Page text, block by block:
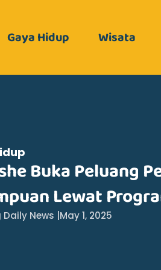
Gaya Hidup Wisata
Buka Peluang
Lewat
News | May 1, 2025